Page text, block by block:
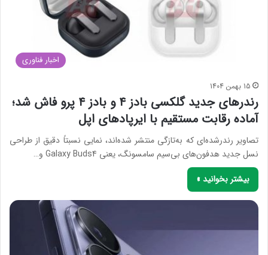
اخبار فناوری
15 بهمن 1404
رندرهای جدید گلکسی بادز ۴ و بادز ۴ پرو فاش شد؛
آماده رقابت مستقیم با ایرپادهای اپل
تصاویر رندرشده‌ای که به‌تازگی منتشر شده‌اند، نمایی نسبتاً دقیق از طراحی
نسل جدید هدفون‌های بی‌سیم سامسونگ، یعنی Galaxy Buds4 و…
بیشتر بخوانید »